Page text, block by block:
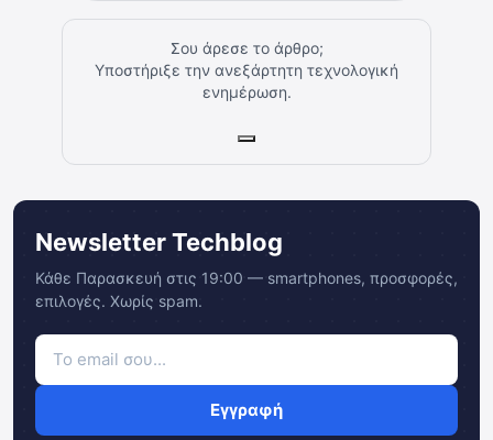
Σου άρεσε το άρθρο;
Υποστήριξε την ανεξάρτητη τεχνολογική
ενημέρωση.
Newsletter Techblog
Κάθε Παρασκευή στις 19:00 — smartphones, προσφορές,
επιλογές. Χωρίς spam.
Εγγραφή